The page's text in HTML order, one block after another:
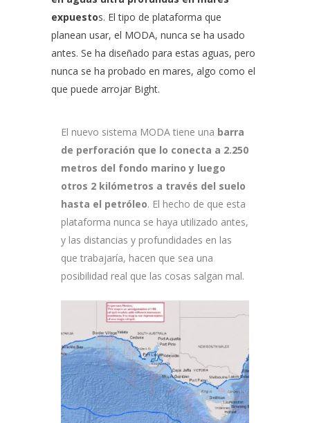
expuestos. El tipo de plataforma que
planean usar, el MODA, nunca se ha usado
antes. Se ha diseñado para estas aguas, pero
nunca se ha probado en mares, algo como el
que puede arrojar Bight.
El nuevo sistema MODA tiene una barra
de perforación que lo conecta a 2.250
metros del fondo marino y luego
otros 2 kilómetros a través del suelo
hasta el petróleo. El hecho de que esta
plataforma nunca se haya utilizado antes,
y las distancias y profundidades en las
que trabajaría, hacen que sea una
posibilidad real que las cosas salgan mal.